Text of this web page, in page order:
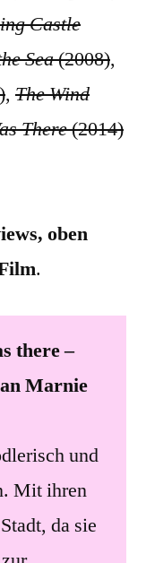
Castle
Sea(2008),
, The Wind
There(2014)
oben
.
there –
Marnie
und
Mit ihren
da sie